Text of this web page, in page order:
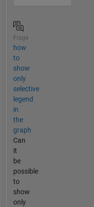
Frage
how
to
show
only
selective
legend
in
the
graph
Can
it
be
possible
to
show
only